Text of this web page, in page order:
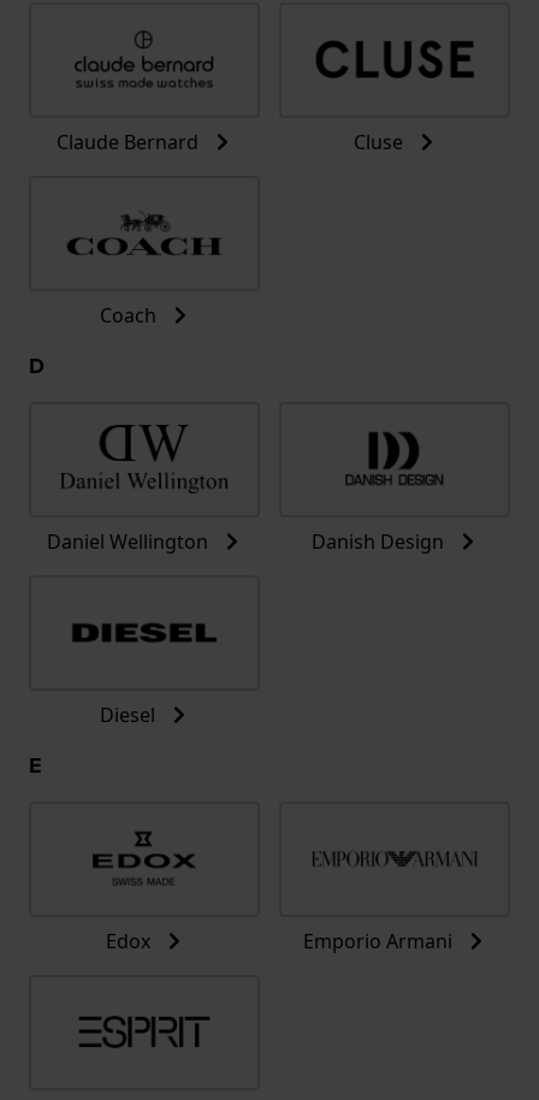
Claude Bernard Cluse
Coach
D
Daniel Wellington Danish Design
Diesel
E
Edox Emporio Armani